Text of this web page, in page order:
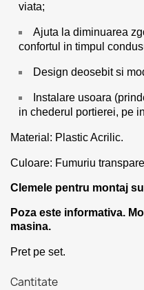
viata;
Ajuta la diminuarea
confortul in timpul
Design deosebit si
Instalare usoara
in chederul portierei, pe
Material: Plastic Acrilic.
Culoare: Fumuriu
Clemele pentru montaj
Poza este informativa.
masina.
Pret pe set.
Cantitate